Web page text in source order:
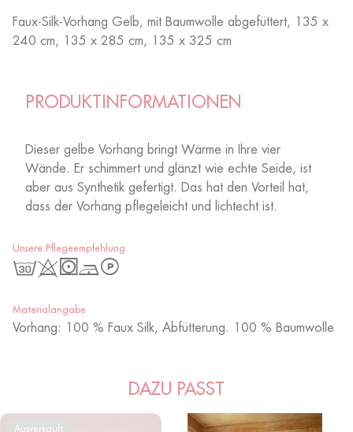
Faux-Silk-Vorhang Gelb, mit Baumwolle abgefüttert, 135 x
240 cm, 135 x 285 cm, 135 x 325 cm
PRODUKTINFORMATIONEN
Dieser gelbe Vorhang bringt Wärme in Ihre vier
Wände. Er schimmert und glänzt wie echte Seide, ist
aber aus Synthetik gefertigt. Das hat den Vorteil hat,
dass der Vorhang pflegeleicht und lichtecht ist.
Unsere Pflegeempfehlung
gHSDL
Materialangabe
Vorhang: 100 % Faux Silk, Abfütterung. 100 % Baumwolle
DAZU PASST
Ausverkauft